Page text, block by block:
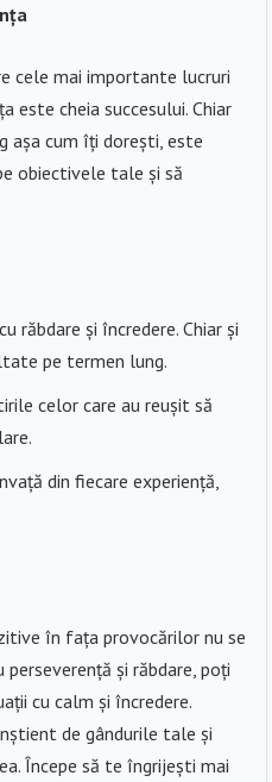
cele mai importante lucruri
este cheia succesului. Chiar
așa cum îți dorești, este
obiectivele tale și să
răbdare și încredere. Chiar și
pe termen lung.
celor care au reușit să
din fiecare experiență,
în fața provocărilor nu se
și răbdare, poți
cu calm și încredere.
de gândurile tale și
Începe să te îngrijești mai